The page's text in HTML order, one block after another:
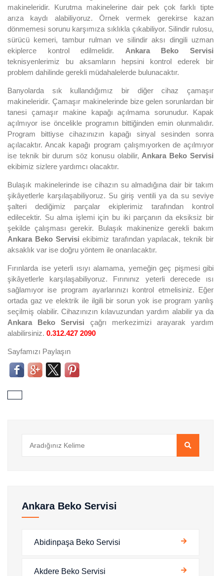
makineleridir. Kurutma makinelerine dair pek çok farklı tipte
arıza kaydı alabiliyoruz. Örnek vermek gerekirse kazan
dönmemesi sorunu karşımıza sıklıkla çıkabiliyor. Silindir rulosu,
sürücü kemeri, tambur rulman ve silindir aksı dingili uzman
ekiplerce kontrol edilmelidir. Ankara Beko Servisi
teknisyenlerimiz bu aksamların hepsini kontrol ederek bir
problem dahilinde gerekli müdahalelerde bulunacaktır.
Banyolarda sık kullandığımız bir diğer cihaz çamaşır
makineleridir. Çamaşır makinelerinde bize gelen sorunlardan bir
tanesi çamaşır makine kapağı açılmama sorunudur. Kapak
açılmıyor ise öncelikle programın bittiğinden emin olunmalıdır.
Program bittiyse cihazınızın kapağı sinyal sesinden sonra
açılacaktır. Ancak kapağı program çalışmıyorken de açılmıyor
ise teknik bir durum söz konusu olabilir, Ankara Beko Servisi
ekibimiz sizlere yardımcı olacaktır.
Bulaşık makinelerinde ise cihazın su almadığına dair bir takım
şikâyetlerle karşılaşabiliyoruz. Su giriş ventili ya da su seviye
şalteri dediğimiz parçalar ekiplerimiz tarafından kontrol
edilecektir. Su alma işlemi için bu iki parçanın da eksiksiz bir
şekilde çalışması gerekir. Bulaşık makinenize gerekli bakım
Ankara Beko Servisiekibimiz tarafından yapılacak, teknik bir
aksaklık var ise doğru yöntem ile onarılacaktır.
Fırınlarda ise yeterli ısıyı alamama, yemeğin geç pişmesi gibi
şikâyetlerle karşılaşabiliyoruz. Fırınınız yeterli derecede ısı
sağlamıyor ise program ayarlarınızı kontrol etmelisiniz. Eğer
ortada gaz ve elektrik ile ilgili bir sorun yok ise program yanlış
seçilmiş olabilir. Cihazınızın kılavuzundan yardım alabilir ya da
Ankara Beko Servisi çağrı merkezimizi arayarak yardım
alabilirsiniz. 0.312.427 2090
Sayfamızı Paylaşın
Ankara Beko Servisi
Abidinpaşa Beko Servisi
Akdere Beko Servisi